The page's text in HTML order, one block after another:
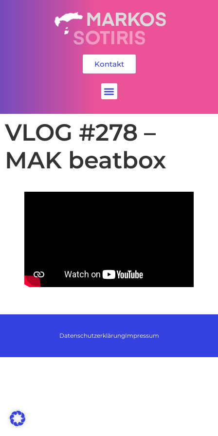
Kontakt
VLOG #278 –
MAK beatbox
DatenschutzerklärungImpressum